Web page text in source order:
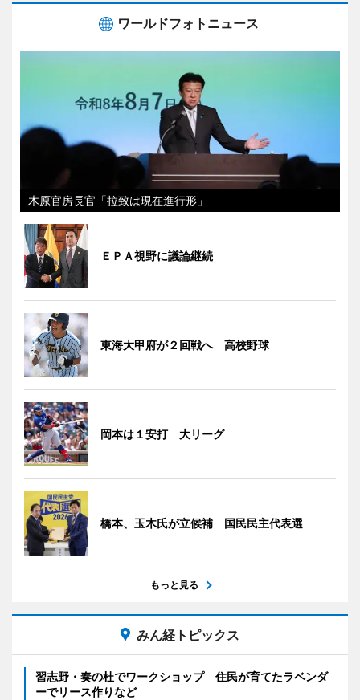
ワールドフォトニュース
木原官房長官「拉致は現在進行形」
ＥＰＡ視野に議論継続
東海大甲府が２回戦へ 高校野球
岡本は１安打 大リーグ
橋本、玉木氏が立候補 国民民主代表選
もっと見る
みん経トピックス
習志野・奏の杜でワークショップ 住民が育てたラベンダ
ーでリース作りなど